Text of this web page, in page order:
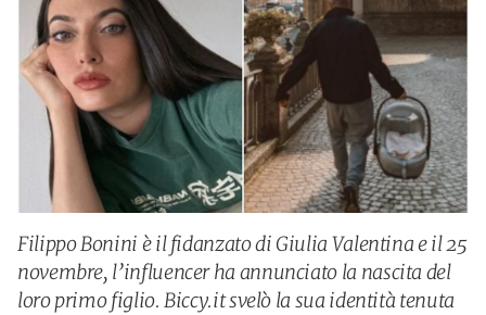
Filippo Bonini è il fidanzato di Giulia Valentina e il 25
novembre, l’influencer ha annunciato la nascita del
loro primo figlio. Biccy.it svelò la sua identità tenuta